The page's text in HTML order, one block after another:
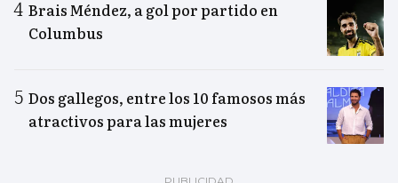
Brais Méndez, a gol por partido en
Columbus
Dos gallegos, entre los 10 famosos más
atractivos para las mujeres